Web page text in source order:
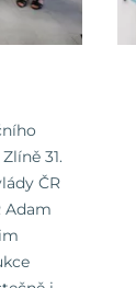
31.
ČR
Adam